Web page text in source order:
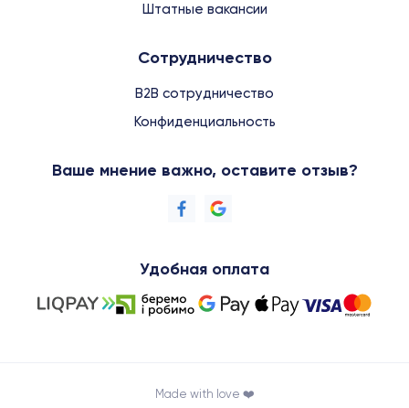
Штатные вакансии
Сотрудничество
B2B сотрудничество
Конфиденциальность
Ваше мнение важно, оставите отзыв?
Удобная оплата
Made with love ❤️